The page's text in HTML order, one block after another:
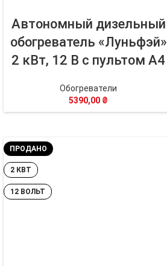
Автономный дизельный
обогреватель «Луньфэй»
2 кВт, 12 В с пультом А4
Обогреватели
5390,00 ₴
ПРОДАНО
2 КВТ
12 ВОЛЬТ